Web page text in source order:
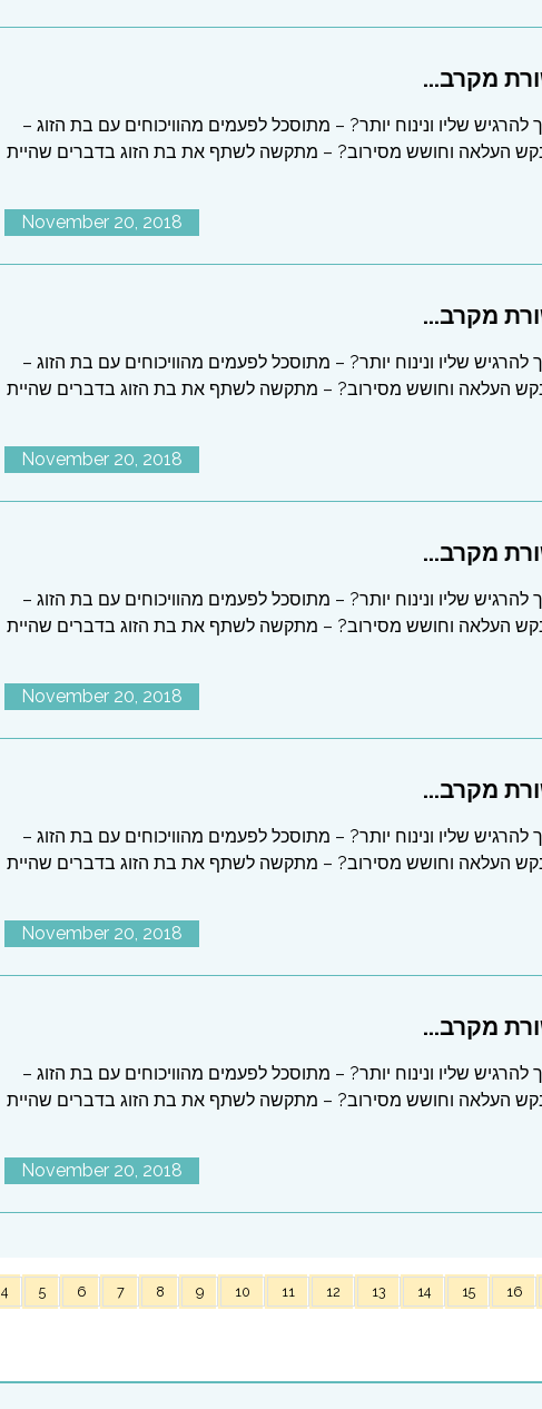
מקרב...
שליו ונינוח יותר? – מתוסכל לפעמים מהוויכוחים עם בת הזוג –
העלאה וחושש מסירוב? – מתקשה לשתף את בת הזוג בדברים שהיית
November 20, 2018
מקרב...
שליו ונינוח יותר? – מתוסכל לפעמים מהוויכוחים עם בת הזוג –
העלאה וחושש מסירוב? – מתקשה לשתף את בת הזוג בדברים שהיית
November 20, 2018
מקרב...
שליו ונינוח יותר? – מתוסכל לפעמים מהוויכוחים עם בת הזוג –
העלאה וחושש מסירוב? – מתקשה לשתף את בת הזוג בדברים שהיית
November 20, 2018
מקרב...
שליו ונינוח יותר? – מתוסכל לפעמים מהוויכוחים עם בת הזוג –
העלאה וחושש מסירוב? – מתקשה לשתף את בת הזוג בדברים שהיית
November 20, 2018
מקרב...
שליו ונינוח יותר? – מתוסכל לפעמים מהוויכוחים עם בת הזוג –
העלאה וחושש מסירוב? – מתקשה לשתף את בת הזוג בדברים שהיית
November 20, 2018
4 5 6 7 8 9 10 11 12 13 14 15 16